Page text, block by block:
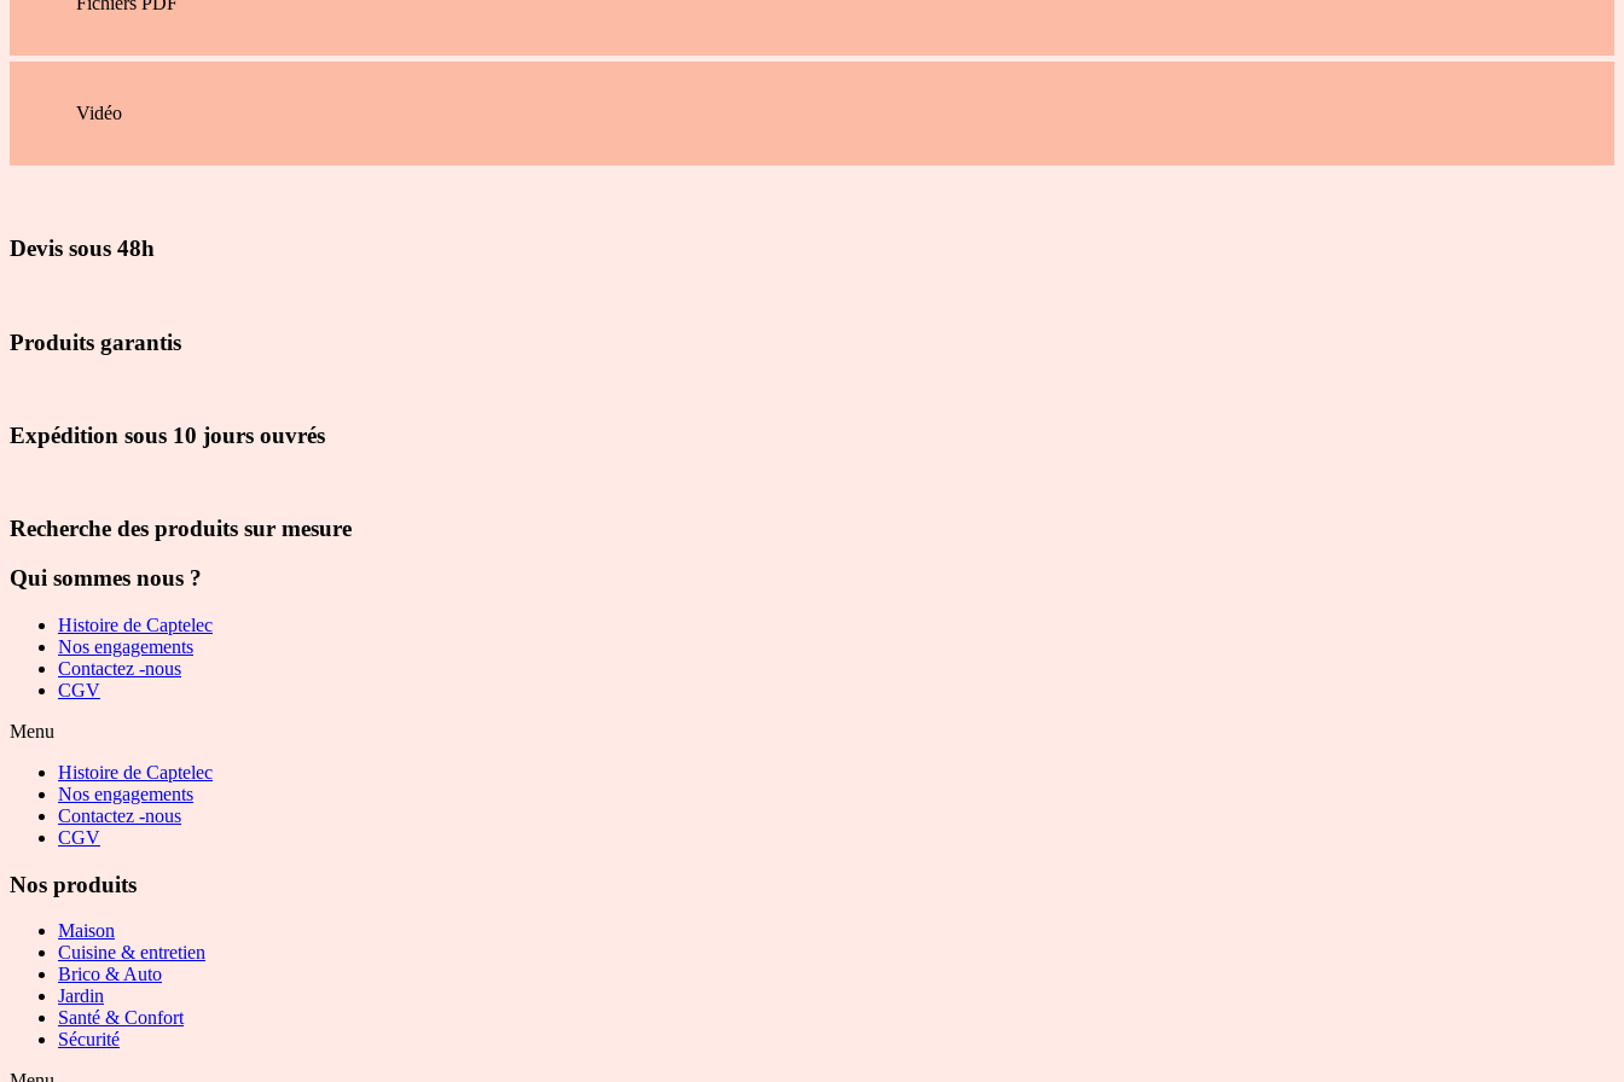
Vidéo
Devis sous 48h
Produits garantis
Expédition sous 10 jours ouvrés
Recherche des produits sur mesure
Qui sommes nous ?
Histoire de Captelec
Nos engagements
Contactez -nous
CGV
Menu
Histoire de Captelec
Nos engagements
Contactez -nous
CGV
Nos produits
Maison
Cuisine & entretien
Brico & Auto
Jardin
Santé & Confort
Sécurité